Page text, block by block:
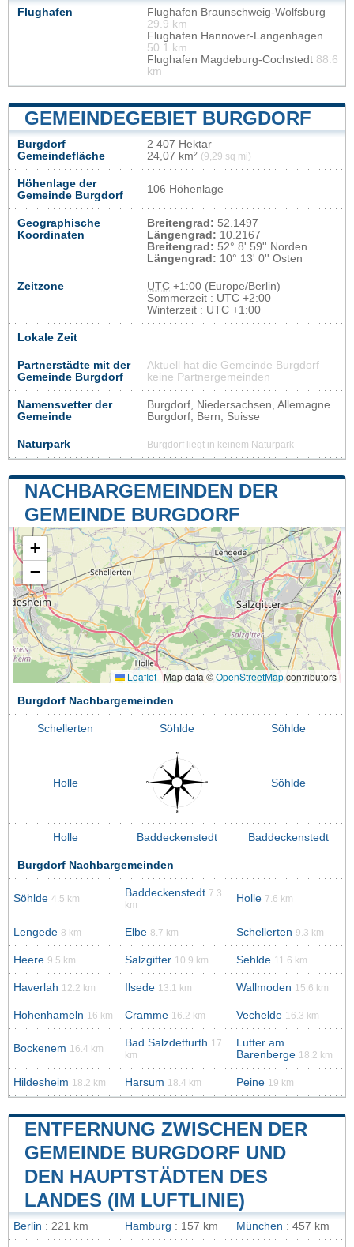
Flughafen
Flughafen Braunschweig-Wolfsburg
29.9 km
Flughafen Hannover-Langenhagen
50.1 km
Flughafen Magdeburg-Cochstedt 88.6
km
GEMEINDEGEBIET BURGDORF
Burgdorf
Gemeindefläche
2 407 Hektar
24,07 km² (9,29 sq mi)
Höhenlage der
Gemeinde Burgdorf
106 Höhenlage
Geographische
Koordinaten
Breitengrad: 52.1497
Längengrad: 10.2167
Breitengrad: 52° 8' 59'' Norden
Längengrad: 10° 13' 0'' Osten
Zeitzone UTC +1:00 (Europe/Berlin)
Sommerzeit : UTC +2:00
Winterzeit : UTC +1:00
Lokale Zeit
Partnerstädte mit der
Gemeinde Burgdorf
Aktuell hat die Gemeinde Burgdorf
keine Partnergemeinden
Namensvetter der
Gemeinde
Burgdorf, Niedersachsen, Allemagne
Burgdorf, Bern, Suisse
Naturpark Burgdorf liegt in keinem Naturpark
NACHBARGEMEINDEN DER
GEMEINDE BURGDORF
+
−
Leaflet |Map data ©OpenStreetMapcontributors
Burgdorf Nachbargemeinden
Schellerten Söhlde Söhlde
Holle Söhlde
Holle Baddeckenstedt Baddeckenstedt
Burgdorf Nachbargemeinden
Söhlde 4.5 km Baddeckenstedt 7.3
km
Holle 7.6 km
Lengede 8 km Elbe 8.7 km Schellerten 9.3 km
Heere 9.5 km Salzgitter 10.9 km Sehlde 11.6 km
Haverlah 12.2 km Ilsede 13.1 km Wallmoden 15.6 km
Hohenhameln 16 km Cramme 16.2 km Vechelde 16.3 km
Bockenem 16.4 km Bad Salzdetfurth 17
km
Lutter am
Barenberge 18.2 km
Hildesheim 18.2 km Harsum 18.4 km Peine 19 km
ENTFERNUNG ZWISCHEN DER
GEMEINDE BURGDORF UND
DEN HAUPTSTÄDTEN DES
LANDES (IM LUFTLINIE)
Berlin : 221 km Hamburg : 157 km München : 457 km